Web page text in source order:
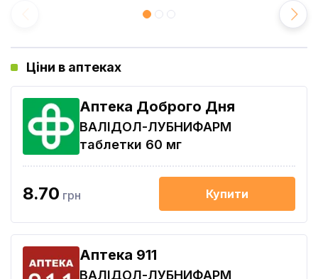
Ціни в аптеках
Аптека Доброго Дня
ВАЛІДОЛ-ЛУБНИФАРМ
таблетки 60 мг
8.70 грн Купити
Aптека 911
ВАЛІДОЛ-ЛУБНИФАРМ